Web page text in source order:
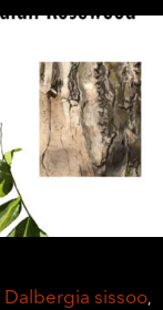
Dalbergia sissoo,